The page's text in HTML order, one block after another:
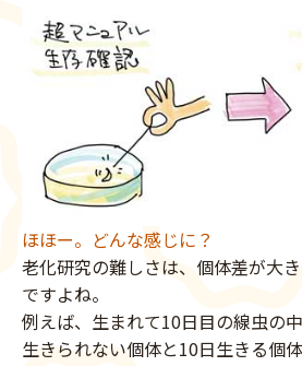
ほほー。どんな感じに？
老化研究の難しさは、個体差が大
ですよね。
例えば、生まれて10日目の線虫の
生きられない個体と10日生きる個